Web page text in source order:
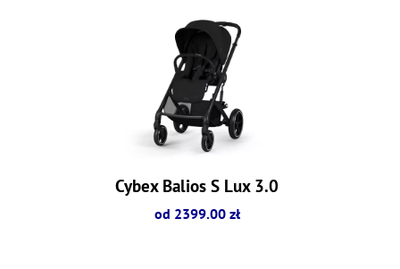
Cybex Balios S Lux 3.0
od 2399.00 zł